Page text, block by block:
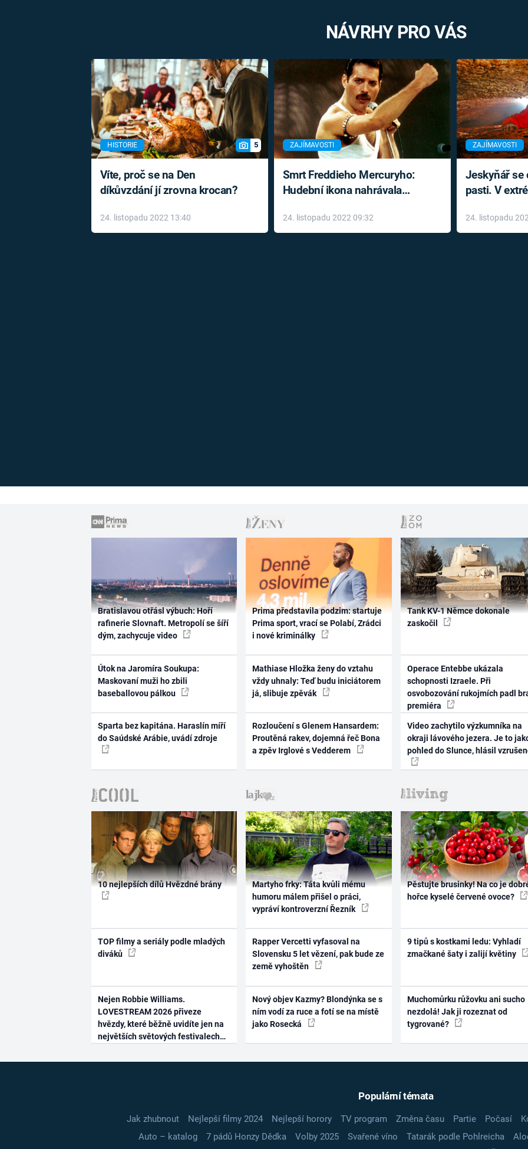
NÁVRHY PRO VÁS
HISTORIE 5
Víte, proč se na Den
díkůvzdání jí zrovna krocan?
24. listopadu 2022 13:40
ZAJÍMAVOSTI
Smrt Freddieho Mercuryho:
Hudební ikona nahrávala
léky
24. listopadu 2022 09:32
ZAJÍMAVOSTI
Jeskyňář se
pasti. V
24. listopadu
Bratislavou otřásl výbuch: Hoří
rafinerie Slovnaft. Metropolí se šíří
dým, zachycuje video
Útok na Jaromíra Soukupa:
Maskovaní muži ho zbili
baseballovou pálkou
Sparta bez kapitána. Haraslín míří
do Saúdské Arábie, uvádí zdroje
Prima představila podzim: startuje
Prima sport, vrací se Polabí, Zrádci
i nové kriminálky
Mathiase Hložka ženy do vztahu
vždy uhnaly: Teď budu iniciátorem
já, slibuje zpěvák
Rozloučení s Glenem Hansardem:
Proutěná rakev, dojemná řeč Bona
a zpěv Irglové s Vedderem
Tank KV-1 Němce dokonale
zaskočil
Operace Entebbe ukázala
schopnosti Izraele. Při
osvobozování rukojmích padl
premiéra
Video zachytilo výzkumníka na
okraji lávového jezera. Je to
pohled do Slunce, hlásil
10 nejlepších dílů Hvězdné brány
TOP filmy a seriály podle mladých
diváků
Nejen Robbie Williams.
LOVESTREAM 2026 přiveze
hvězdy, které běžně uvidíte jen na
největších světových festivalech
Martyho frky: Táta kvůli mému
humoru málem přišel o práci,
vypráví kontroverzní Řezník
Rapper Vercetti vyfasoval na
Slovensku 5 let vězení, pak bude ze
země vyhoštěn
Nový objev Kazmy? Blondýnka se s
ním vodí za ruce a fotí se na místě
jako Rosecká
Pěstujte brusinky! Na co je
hořce kyselé červené ovoce?
9 tipů s kostkami ledu: Vyhladí
zmačkané šaty i zalijí květiny
Muchomůrku růžovku ani sucho
nezdolá! Jak ji rozeznat od
tygrované?
Populární témata
Jak zhubnout Nejlepší filmy 2024 Nejlepší horory TV program Změna času Partie Počasí
Auto – katalog
7 pádů Honzy Dědka Volby 2025 Svařené víno Tatarák podle Pohlreicha